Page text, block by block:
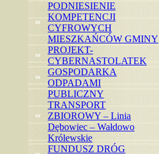
PODNIESIENIE
KOMPETENCJI
CYFROWYCH
MIESZKAŃCÓW GMINY
PROJEKT-
CYBERNASTOLATEK
GOSPODARKA
ODPADAMI
PUBLICZNY
TRANSPORT
ZBIOROWY – Linia
Dębowiec – Wałdowo
Królewskie
FUNDUSZ DRÓG